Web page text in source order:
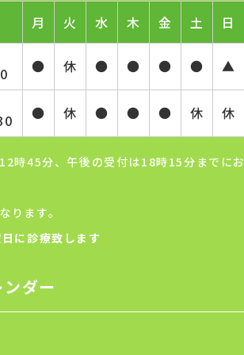
月 火 水 木 金 土
日
● 休 ● ● ● ● ▲
● 休 ● ● ● 休 休
時45分、午後の受付は18時15分までに
ります。
に診療致します
ダー